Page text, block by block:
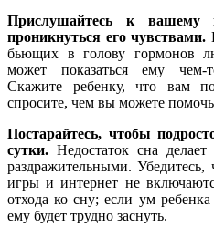
Прислушайтесь к вашему
проникнуться его чувствами.
бьющих в голову гормонов
может показаться ему чем-
Скажите ребенку, что вам
спросите, чем вы можете
Постарайтесь, чтобы
сутки. Недостаток сна
раздражительными. Убедитесь,
игры и интернет не
отхода ко сну; если ум ребенка
ему будет трудно заснуть.